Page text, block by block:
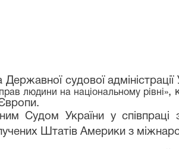
Державної судової
людини на національному рівні»,
Судом України у
Штатів Америки з